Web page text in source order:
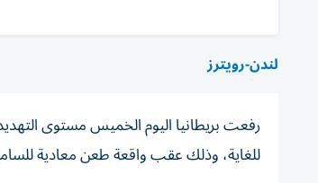
لندن-رويترز
رفعت ‌بريطانيا اليوم الخميس مستوى
للغاية، وذلك عقب واقعة طعن معادية